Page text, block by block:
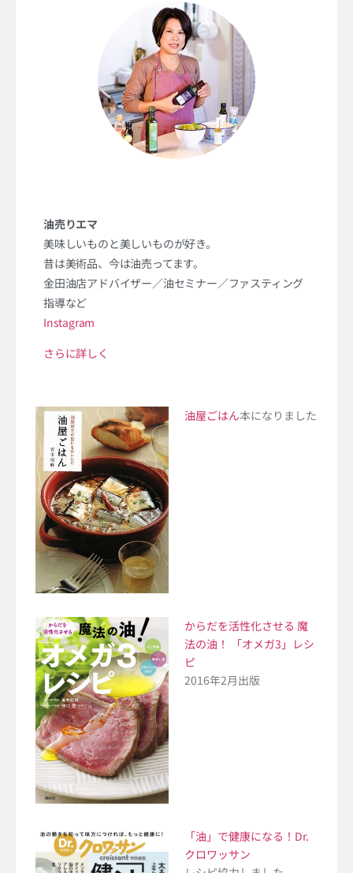
油売りエマ
美味しいものと美しいものが好き。
昔は美術品、今は油売ってます。
金田油店アドバイザー／油セミナー／ファスティング
指導など
Instagram
さらに詳しく
油屋ごはん本になりました
からだを活性化させる 魔
法の油！ 「オメガ3」レシ
ピ
2016年2月出版
「油」で健康になる！Dr.
クロワッサン